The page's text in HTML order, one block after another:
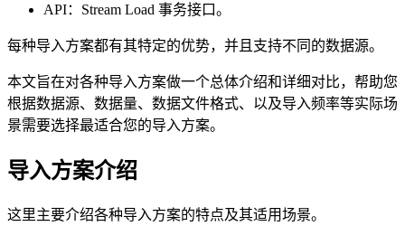
API：Stream Load 事务接口。
每种导入方案都有其特定的优势，并且支持不同的数据源。
本文旨在对各种导入方案做一个总体介绍和详细对比，帮助您
根据数据源、数据量、数据文件格式、以及导入频率等实际场
景需要选择最适合您的导入方案。
导入方案介绍
这里主要介绍各种导入方案的特点及其适用场景。